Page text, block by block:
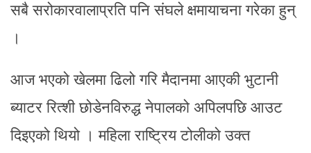
सबै सरोकारवालाप्रति पनि संघले क्षमायाचना गरेका हुन्
।
आज भएको खेलमा ढिलो गरि मैदानमा आएकी भुटानी
ब्याटर रित्शी छोडेनविरुद्ध नेपालको अपिलपछि आउट
दिइएको थियो । महिला राष्ट्रिय टोलीको उक्त